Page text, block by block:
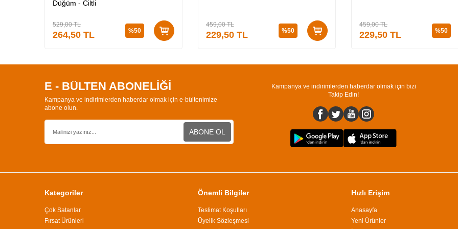
Düğüm - Ciltli
529,00TL
264,50 TL %50
459,00TL
229,50 TL %50
459,00TL
229,50 TL %50
E - BÜLTEN ABONELİĞİ
Kampanya ve indirimlerden haberdar olmak için e-bültenimize
abone olun.
ABONE OL
Kampanya ve indirimlerden haberdar olmak için bizi
Takip Edin!
Kategoriler
Çok Satanlar
Fırsat Ürünleri
Önemli Bilgiler
Teslimat Koşulları
Üyelik Sözleşmesi
Hızlı Erişim
Anasayfa
Yeni Ürünler